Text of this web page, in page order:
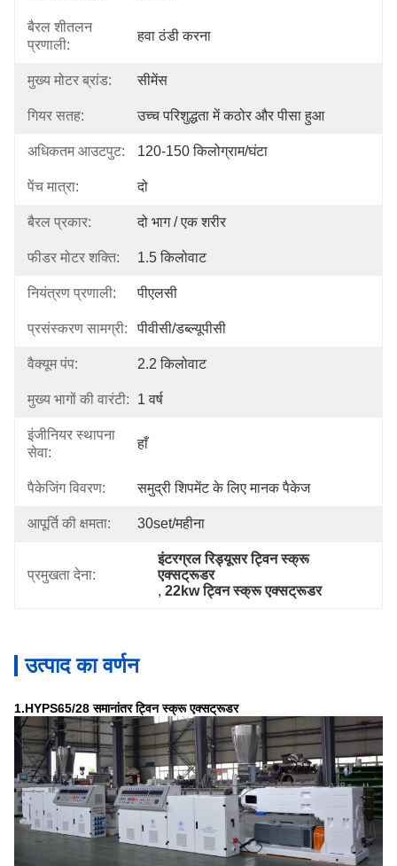
बैरल शीतलन
प्रणाली:
हवा ठंडी करना
मुख्य मोटर ब्रांड: सीमेंस
गियर सतह: उच्च परिशुद्धता में कठोर और पीसा हुआ
अधिकतम आउटपुट: 120-150 किलोग्राम/घंटा
पेंच मात्रा: दो
बैरल प्रकार: दो भाग / एक शरीर
फीडर मोटर शक्ति: 1.5 किलोवाट
नियंत्रण प्रणाली: पीएलसी
प्रसंस्करण सामग्री: पीवीसी/डब्ल्यूपीसी
वैक्यूम पंप: 2.2 किलोवाट
मुख्य भागों की वारंटी: 1 वर्ष
इंजीनियर स्थापना
सेवा:
हाँ
पैकेजिंग विवरण: समुद्री शिपमेंट के लिए मानक पैकेज
आपूर्ति की क्षमता: 30set/महीना
प्रमुखता देना:
इंटरग्रल रिड्यूसर ट्विन स्क्रू
एक्सट्रूडर
, 22kw ट्विन स्क्रू एक्सट्रूडर
उत्पाद का वर्णन
1.HYPS65/28 समानांतर ट्विन स्क्रू एक्सट्रूडर